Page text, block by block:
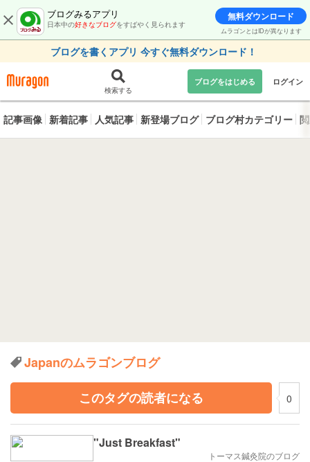
ブログみるアプリ
日本中の好きなブログをすばやく見られます
無料ダウンロード
ムラゴンとはIDが異なります
ブログを書くアプリ 今すぐ無料ダウンロード！
検索する
ブログをはじめる ログイン
記事画像 新着記事 人気記事 新登場ブログ ブログ村カテゴリー
Japanのムラゴンブログ
このタグの読者になる
0
"Just Breakfast"
トーマス鍼灸院のブログ